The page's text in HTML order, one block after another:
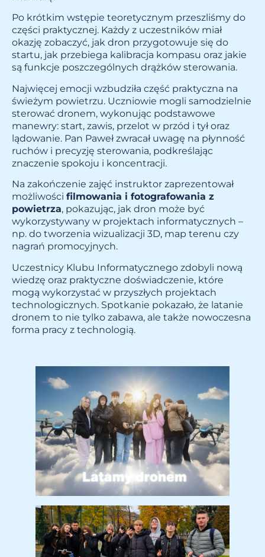
Po krótkim wstępie teoretycznym przeszliśmy do
części praktycznej. Każdy z uczestników miał
okazję zobaczyć, jak dron przygotowuje się do
startu, jak przebiega kalibracja kompasu oraz jakie
są funkcje poszczególnych drążków sterowania.
Najwięcej emocji wzbudziła część praktyczna na
świeżym powietrzu. Uczniowie mogli samodzielnie
sterować dronem, wykonując podstawowe
manewry: start, zawis, przelot w przód i tył oraz
lądowanie. Pan Paweł zwracał uwagę na płynność
ruchów i precyzję sterowania, podkreślając
znaczenie spokoju i koncentracji.
Na zakończenie zajęć instruktor zaprezentował
możliwości filmowania i fotografowania z
powietrza, pokazując, jak dron może być
wykorzystywany w projektach informatycznych –
np. do tworzenia wizualizacji 3D, map terenu czy
nagrań promocyjnych.
Uczestnicy Klubu Informatycznego zdobyli nową
wiedzę oraz praktyczne doświadczenie, które
mogą wykorzystać w przyszłych projektach
technologicznych. Spotkanie pokazało, że latanie
dronem to nie tylko zabawa, ale także nowoczesna
forma pracy z technologią.